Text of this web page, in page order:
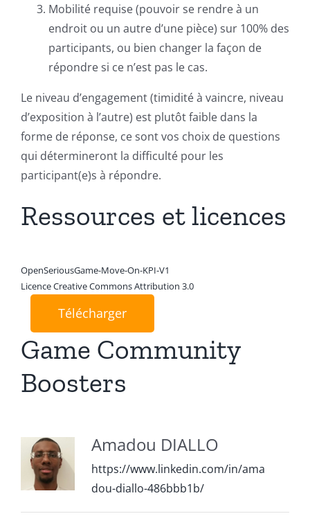
Mobilité requise (pouvoir se rendre à un
endroit ou un autre d’une pièce) sur 100% des
participants, ou bien changer la façon de
répondre si ce n’est pas le cas.
Le niveau d’engagement (timidité à vaincre, niveau
d’exposition à l’autre) est plutôt faible dans la
forme de réponse, ce sont vos choix de questions
qui détermineront la difficulté pour les
participant(e)s à répondre.
Ressources et licences
OpenSeriousGame-Move-On-KPI-V1
Licence Creative Commons Attribution 3.0
Télécharger
Game Community
Boosters
Amadou DIALLO
https://www.linkedin.com/in/ama
dou-diallo-486bbb1b/